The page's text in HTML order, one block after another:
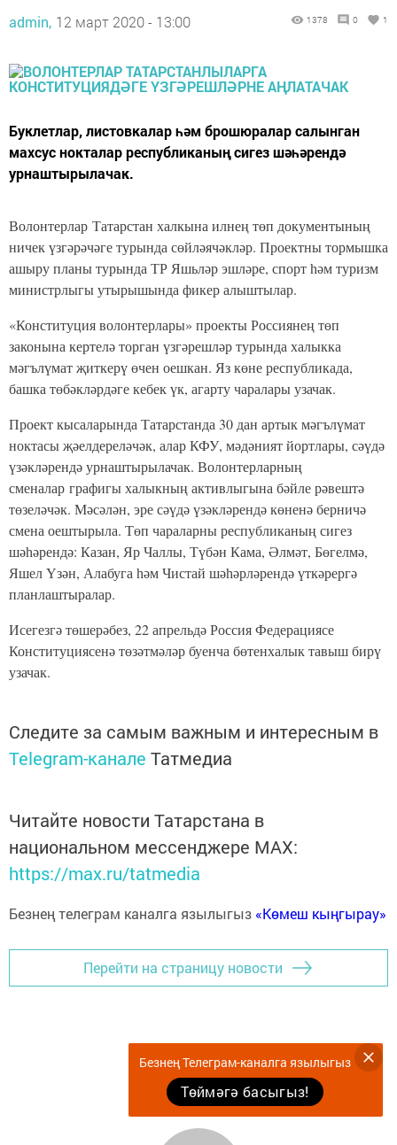
admin, 12 март 2020 - 13:00 1378 0 1
Буклетлар, листовкалар һәм брошюралар салынган
махсус нокталар республиканың сигез шәһәрендә
урнаштырылачак.
Волонтерлар Татарстан халкына илнең төп документының
ничек үзгәрәчәге турында сөйләячәкләр. Проектны тормышка
ашыру планы турында ТР Яшьләр эшләре, спорт һәм туризм
министрлыгы утырышында фикер алыштылар.
«Конституция волонтерлары» проекты Россиянең төп
законына кертелә торган үзгәрешләр турында халыкка
мәгълүмат җиткерү өчен оешкан. Яз көне республикада,
башка төбәкләрдәге кебек үк, агарту чаралары узачак.
Проект кысаларында Татарстанда 30 дан артык мәгълүмат
ноктасы җәелдереләчәк, алар КФУ, мәдәният йортлары, сәүдә
үзәкләрендә урнаштырылачак. Волонтерларның
сменалар графигы халыкның активлыгына бәйле рәвештә
төзеләчәк. Мәсәлән, эре сәүдә үзәкләрендә көненә берничә
смена оештырыла. Төп чараларны республиканың сигез
шәһәрендә: Казан, Яр Чаллы, Түбән Кама, Әлмәт, Бөгелмә,
Яшел Үзән, Алабуга һәм Чистай шәһәрләрендә үткәрергә
планлаштыралар.
Исегезгә төшерәбез, 22 апрельдә Россия Федерациясе
Конституциясенә төзәтмәләр буенча бөтенхалык тавыш бирү
узачак.
Следите за самым важным и интересным в
Telegram-канале Татмедиа
Читайте новости Татарстана в
национальном мессенджере MАХ:
https://max.ru/tatmedia
Безнең телеграм каналга язылыгыз «Көмеш кыңгырау»
Перейти на страницу новости
Безнең Телеграм-каналга язылыгыз
Төймәгә басыгыз!